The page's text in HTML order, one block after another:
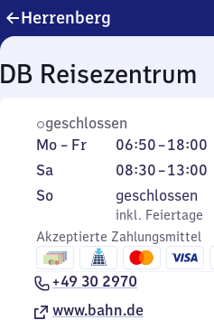
Herrenberg
Reisezentrum
geschlossen
Montag
bis
Freitag
Mo – Fr 06:50–18:00
Von
6
50
bis
18
Uhr
Samstag
Sa 08:30–13:00
Von
8
Uhr
30
bis
13
Uhr
Sonntag
So,
inkl. Feiertage
geschlossen
inkl. Feiertage
Akzeptierte Zahlungsmittel
+49 30 2970
www.bahn.de